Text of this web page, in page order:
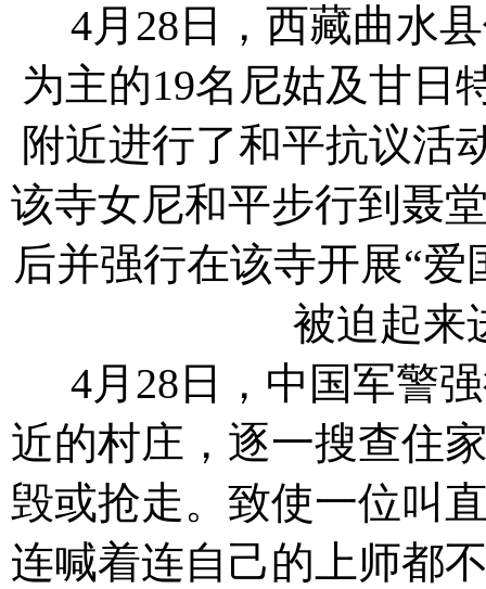
4月28日，西藏曲水
为主的19名尼姑及甘日
附近进行了和平抗议活
该寺女尼和平步行到聂
后并强行在该寺开展“
被迫起来
4月28日，中国军警
近的村庄，逐一搜查住
毁或抢走。致使一位叫
连喊着连自己的上师都